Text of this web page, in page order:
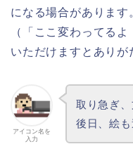
になる場合があります
（「ここ変わってる
いただけますとありが
アイコン名を
入力
取り急ぎ、
後日、絵も